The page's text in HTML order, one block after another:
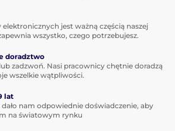
elektronicznych jest ważną częścią naszej
wszystko, czego potrzebujesz.
doradztwo
zadzwoń. Nasi pracownicy chętnie doradzą
wszelkie wątpliwości.
lat
nam odpowiednie doświadczenie, aby
na światowym rynku